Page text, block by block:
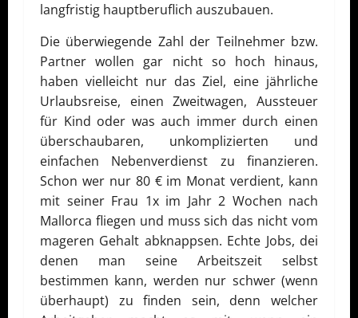
langfristig hauptberuflich auszubauen.
Die überwiegende Zahl der Teilnehmer bzw.
Partner wollen gar nicht so hoch hinaus,
haben vielleicht nur das Ziel, eine jährliche
Urlaubsreise, einen Zweitwagen, Aussteuer
für Kind oder was auch immer durch einen
überschaubaren, unkomplizierten und
einfachen Nebenverdienst zu finanzieren.
Schon wer nur 80 € im Monat verdient, kann
mit seiner Frau 1x im Jahr 2 Wochen nach
Mallorca fliegen und muss sich das nicht vom
mageren Gehalt abknappsen. Echte Jobs, dei
denen man seine Arbeitszeit selbst
bestimmen kann, werden nur schwer (wenn
überhaupt) zu finden sein, denn welcher